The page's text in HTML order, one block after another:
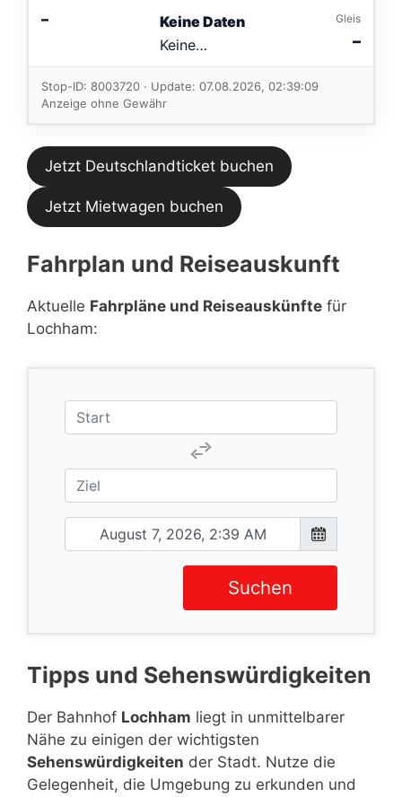
–
Keine Daten
Keine
Verbindungen
im aktuellen
Feed.
Gleis
–
Stop-ID: 8003720 · Update: 07.08.2026, 02:39:09
Anzeige ohne Gewähr
Jetzt Deutschlandticket buchen
Jetzt Mietwagen buchen
Fahrplan und Reiseauskunft
Aktuelle Fahrpläne und Reiseauskünfte für
Lochham:
Suchen
Tipps und Sehenswürdigkeiten
Der Bahnhof Lochham liegt in unmittelbarer
Nähe zu einigen der wichtigsten
Sehenswürdigkeiten der Stadt. Nutze die
Gelegenheit, die Umgebung zu erkunden und